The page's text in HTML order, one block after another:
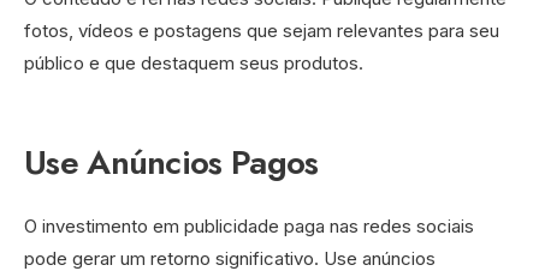
fotos, vídeos e postagens que sejam relevantes para seu
público e que destaquem seus produtos.
Use Anúncios Pagos
O investimento em publicidade paga nas redes sociais
pode gerar um retorno significativo. Use anúncios